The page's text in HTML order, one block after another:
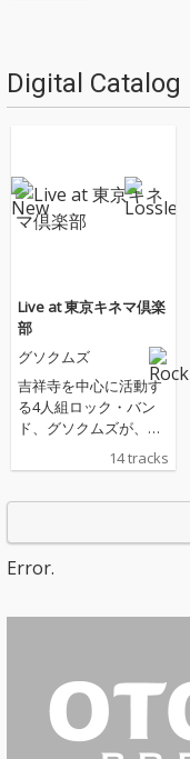
Digital Catalog
Live at 東京キネマ倶楽
部
グソクムズ
吉祥寺を中心に活動す
る4人組ロック・バン
ド、グソクムズが、今
年1月より全国7都市を
巡った全国ワンマン・
ンパイルしたアルバム
楽部』を配信リリー
14 tracks
Error.